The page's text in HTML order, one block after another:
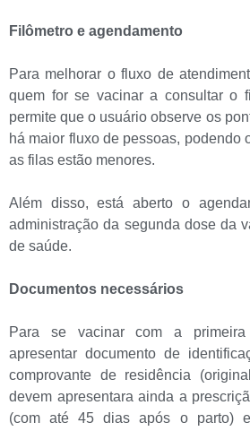
Filômetro e agendamento
Para melhorar o fluxo de
quem for se vacinar a consultar o
permite que o usuário observe os
há maior fluxo de pessoas, podendo
as filas estão menores.
Além disso, está aberto o
administração da segunda dose da
de saúde.
Documentos necessários
Para se vacinar com a
apresentar documento de
comprovante de residência
devem apresentara ainda a
(com até 45 dias após o parto)